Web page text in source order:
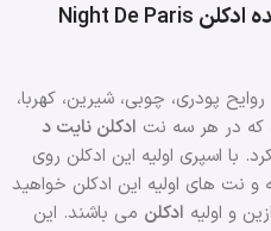
ادکلن Night De Paris
پودری، چوبی، شیرین، کهربا،
که در هر سه نت ادکلن نایت د
با اسپری اولیه این ادکلن روی
نت های اولیه این ادکلن خواهید
و اولیه ادکلن می باشند. این